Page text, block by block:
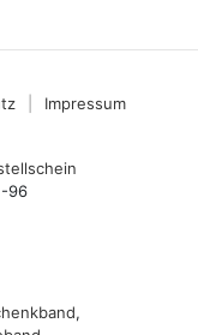
Impressum
96
,